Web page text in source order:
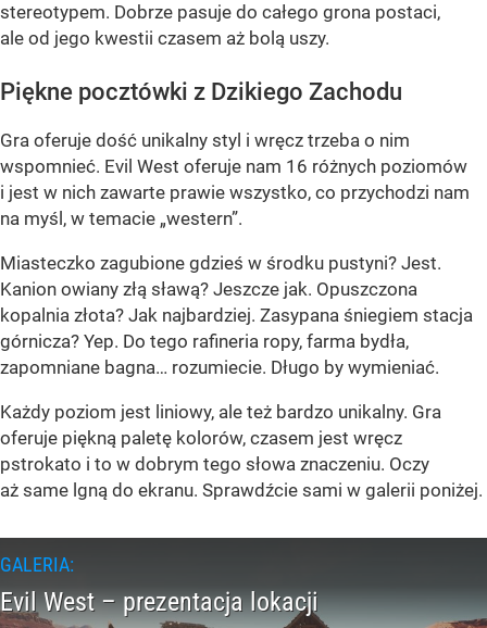
stereotypem. Dobrze pasuje do całego grona postaci,
ale od jego kwestii czasem aż bolą uszy.
Piękne pocztówki z Dzikiego Zachodu
Gra oferuje dość unikalny styl i wręcz trzeba o nim
wspomnieć. Evil West oferuje nam 16 różnych poziomów
i jest w nich zawarte prawie wszystko, co przychodzi nam
na myśl, w temacie „western”.
Miasteczko zagubione gdzieś w środku pustyni? Jest.
Kanion owiany złą sławą? Jeszcze jak. Opuszczona
kopalnia złota? Jak najbardziej. Zasypana śniegiem stacja
górnicza? Yep. Do tego rafineria ropy, farma bydła,
zapomniane bagna… rozumiecie. Długo by wymieniać.
Każdy poziom jest liniowy, ale też bardzo unikalny. Gra
oferuje piękną paletę kolorów, czasem jest wręcz
pstrokato i to w dobrym tego słowa znaczeniu. Oczy
aż same lgną do ekranu. Sprawdźcie sami w galerii poniżej.